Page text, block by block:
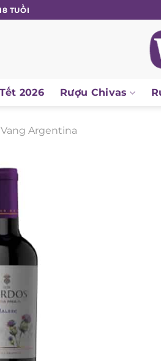
TUỔI
2026 Rượu Chivas
Argentina